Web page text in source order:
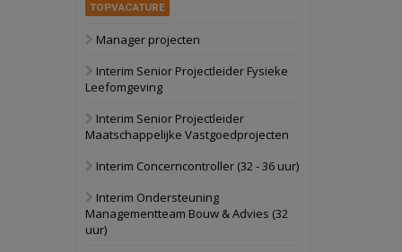
28 september 2026
bedrijventerrein
Bekijk
Schuinesloot
politiebureau
TOPVACATURE
Manager projecten
Interim Senior Projectleider Fysieke
Leefomgeving
Interim Senior Projectleider
Maatschappelijke Vastgoedprojecten
Interim Concerncontroller (32 - 36 uur)
Interim Ondersteuning
Managementteam Bouw & Advies (32
uur)